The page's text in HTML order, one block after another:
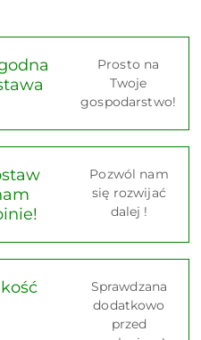
Prosto na
Twoje
gospodarstwo!
Pozwól nam
się rozwijać
dalej !
Sprawdzana
dodatkowo
przed